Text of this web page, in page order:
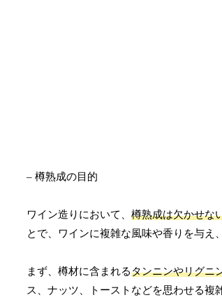
– 樽熟成の目的
ワイン造りにおいて、 樽熟成は欠かせな
とで、ワインに複雑な風味や香りを与え
まず、樽材に含まれるタンニンやリグニ
ス、ナッツ、トーストなどを思わせる複